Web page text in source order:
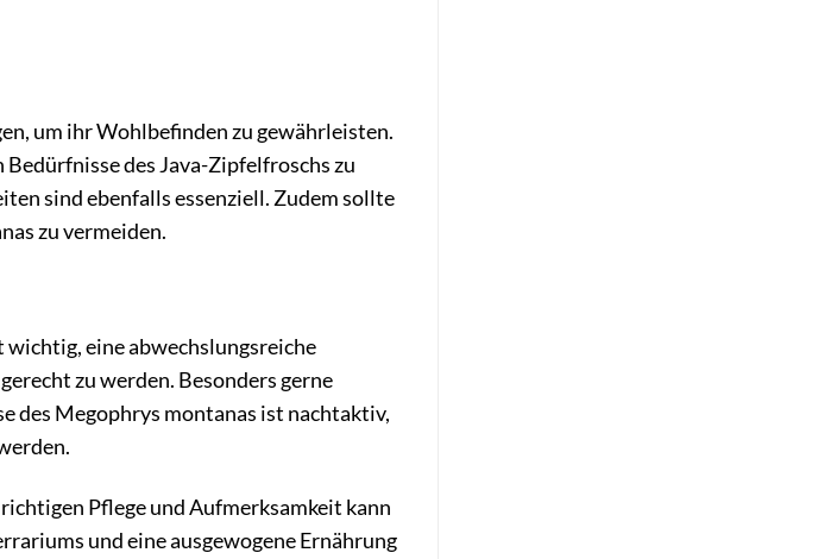
um ihr Wohlbefinden zu gewährleisten.
des Java-Zipfelfroschs zu
sind ebenfalls essenziell. Zudem sollte
zu vermeiden.
wichtig, eine abwechslungsreiche
zu werden. Besonders gerne
des Megophrys montanas ist nachtaktiv,
Pflege und Aufmerksamkeit kann
und eine ausgewogene Ernährung